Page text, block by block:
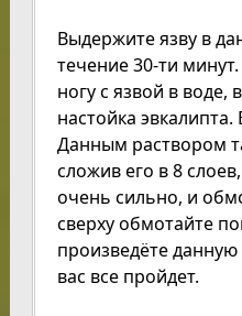
Выдержите язву в
течение 30-ти
ногу с язвой в воде,
настойка
Данным раствором
сложив его в 8
очень сильно, и
сверху обмотайте
произведёте
вас все пройдет.